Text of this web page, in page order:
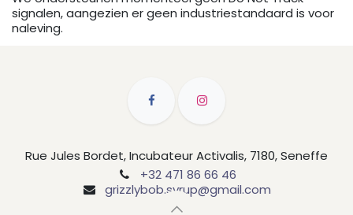
signalen, aangezien er geen industriestandaard is voor
naleving.
Rue Jules Bordet, Incubateur Activalis, 7180, Seneffe
+32 471 86 66 46
grizzlybob.syrup@gmail.com